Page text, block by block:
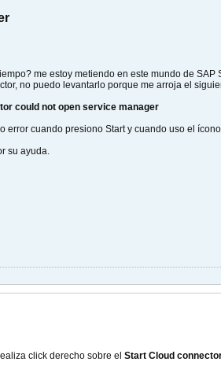
me estoy metiendo en este mundo de SAP
no puedo levantarlo porque me arroja el
could not open service manager
error cuando presiono Start y cuando uso el
su ayuda.
click derecho sobre el Start Cloud